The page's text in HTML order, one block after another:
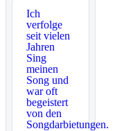
Ich
verfolge
seit vielen
Jahren
Sing
meinen
Song und
war oft
begeistert
von den
Songdarbietungen.